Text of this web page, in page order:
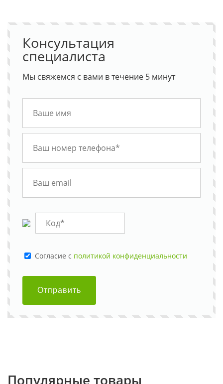
Консультация
специалиста
Мы свяжемся с вами в течение 5 минут
Cогласие с политикой конфиденциальности
Отправить
Популярные товары